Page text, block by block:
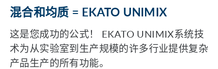
混合和均质 = EKATO UNIMIX
这是您成功的公式！ EKATO UNIMIX系统技
术为从实验室到生产规模的许多行业提供复杂
产品生产的所有功能。